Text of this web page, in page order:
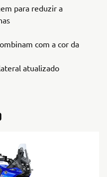
para reduzir a
com a cor da
atualizado